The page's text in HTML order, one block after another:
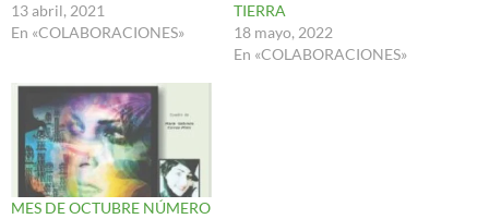
13 abril, 2021
En «COLABORACIONES»
TIERRA
18 mayo, 2022
En «COLABORACIONES»
MES DE OCTUBRE NÚMERO